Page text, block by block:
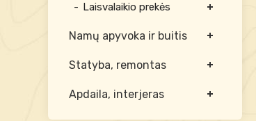
Laisvalaikio prekės
Namų apyvoka ir buitis
Statyba, remontas
Apdaila, interjeras